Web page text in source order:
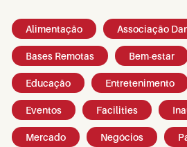
Alimentação Associação
Bases Remotas Bem-estar
Educação Entretenimento
Eventos Facilities
Mercado Negócios